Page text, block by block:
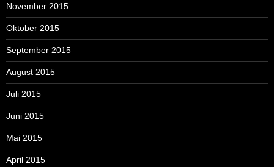
November 2015
Oktober 2015
September 2015
August 2015
Juli 2015
Juni 2015
Mai 2015
April 2015